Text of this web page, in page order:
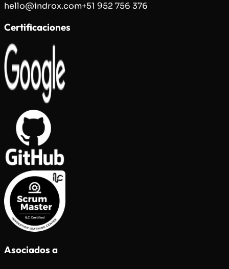
hello@indrox.com+51 952 756 376
Certificaciones
Asociados a